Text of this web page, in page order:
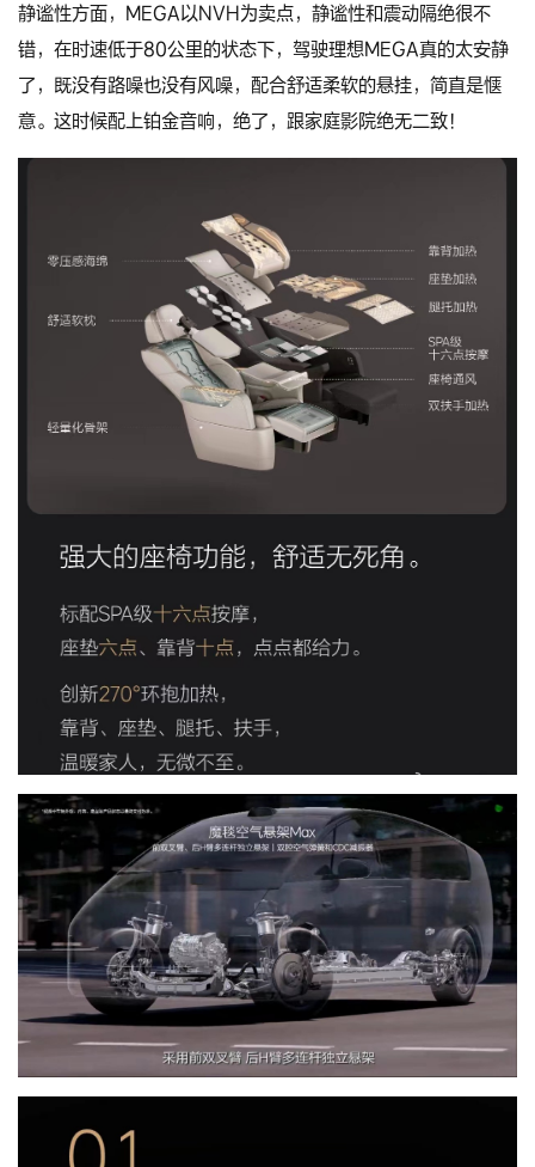
静谧性方面，MEGA以NVH为卖点，静谧性和震动隔绝很不
错，在时速低于80公里的状态下，驾驶理想MEGA真的太安静
了，既没有路噪也没有风噪，配合舒适柔软的悬挂，简直是惬
意。这时候配上铂金音响，绝了，跟家庭影院绝无二致！